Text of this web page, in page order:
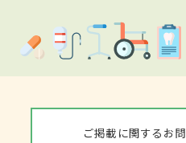
ご掲載に関するお